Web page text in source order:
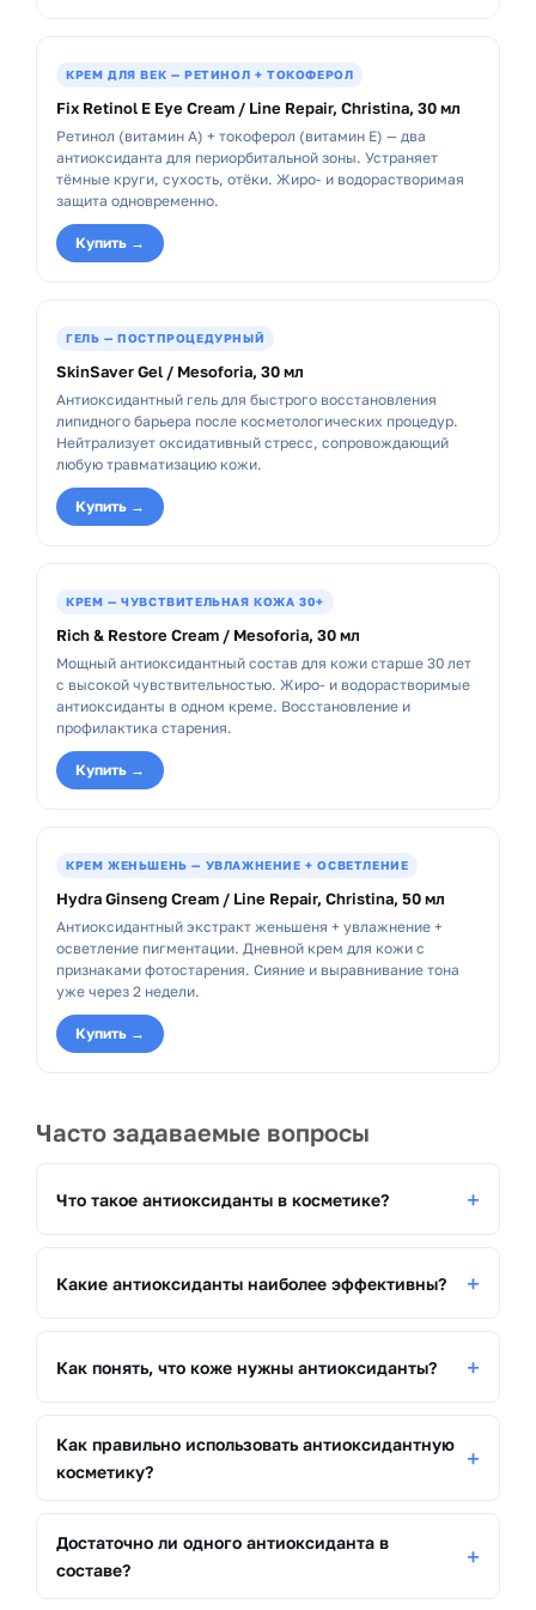
КРЕМ ДЛЯ ВЕК — РЕТИНОЛ + ТОКОФЕРОЛ
Fix Retinol E Eye Cream / Line Repair, Christina, 30 мл
Ретинол (витамин А) + токоферол (витамин Е) — два
антиоксиданта для периорбитальной зоны. Устраняет
тёмные круги, сухость, отёки. Жиро- и водорастворимая
защита одновременно.
Купить →
ГЕЛЬ — ПОСТПРОЦЕДУРНЫЙ
SkinSaver Gel / Mesoforia, 30 мл
Антиоксидантный гель для быстрого восстановления
липидного барьера после косметологических процедур.
Нейтрализует оксидативный стресс, сопровождающий
любую травматизацию кожи.
Купить →
КРЕМ — ЧУВСТВИТЕЛЬНАЯ КОЖА 30+
Rich & Restore Cream / Mesoforia, 30 мл
Мощный антиоксидантный состав для кожи старше 30 лет
с высокой чувствительностью. Жиро- и водорастворимые
антиоксиданты в одном креме. Восстановление и
профилактика старения.
Купить →
КРЕМ ЖЕНЬШЕНЬ — УВЛАЖНЕНИЕ + ОСВЕТЛЕНИЕ
Hydra Ginseng Cream / Line Repair, Christina, 50 мл
Антиоксидантный экстракт женьшеня + увлажнение +
осветление пигментации. Дневной крем для кожи с
признаками фотостарения. Сияние и выравнивание тона
уже через 2 недели.
Купить →
Часто задаваемые вопросы
Что такое антиоксиданты в косметике?
Какие антиоксиданты наиболее эффективны?
Как понять, что коже нужны антиоксиданты?
Как правильно использовать антиоксидантную
косметику?
Достаточно ли одного антиоксиданта в
составе?